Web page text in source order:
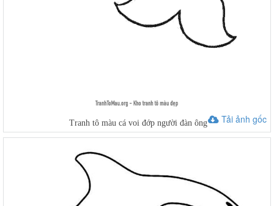
Tải ảnh gốc
Tranh tô màu cá voi đớp người đàn ông